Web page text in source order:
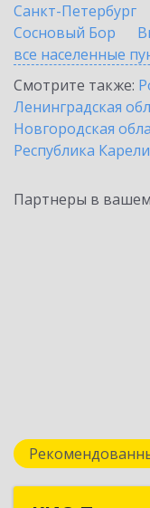
Санкт-Петербург
Сосновый Бор
все населенные
Смотрите также:
Ленинградская
Новгородская
Республика
Партнеры в